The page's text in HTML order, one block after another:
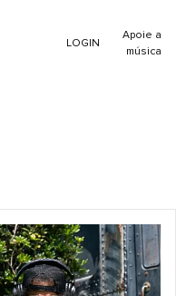
LOGIN
Apoie a
música